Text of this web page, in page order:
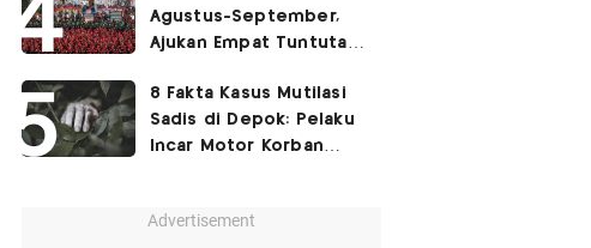
Agustus-September,
Ajukan Empat Tuntutan
8 Fakta Kasus Mutilasi
Sadis di Depok: Pelaku
Incar Motor Korban
Advertisement